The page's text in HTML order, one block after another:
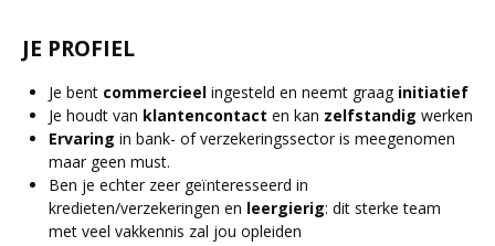
JE PROFIEL
Je bent commercieel ingesteld en neemt graag initiatief
Je houdt van klantencontact en kan zelfstandig werken
Ervaring in bank- of verzekeringssector is meegenomen
maar geen must.
Ben je echter zeer geïnteresseerd in
kredieten/verzekeringen en leergierig: dit sterke team
met veel vakkennis zal jou opleiden